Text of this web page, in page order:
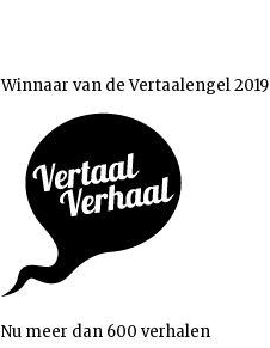
Winnaar van de Vertaalengel 2019
Nu meer dan 600 verhalen